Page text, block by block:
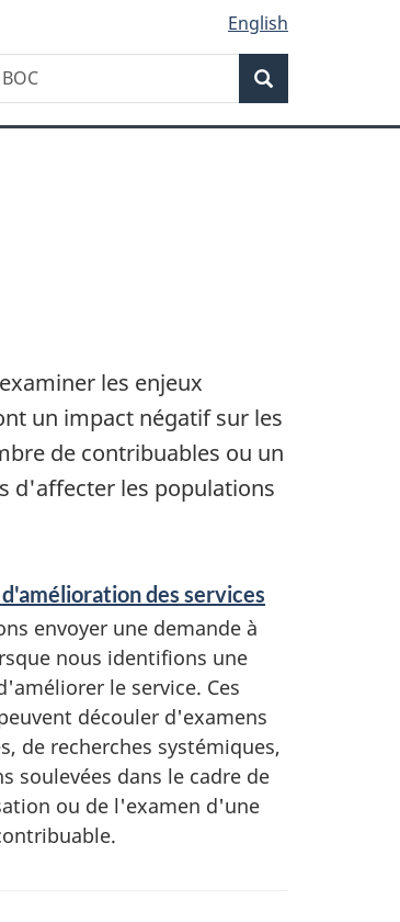
English
les enjeux
un impact négatif sur les
de contribuables ou un
d'affecter les populations
des services
envoyer une demande à
nous identifions une
le service. Ces
découler d'examens
de recherches systémiques,
soulevées dans le cadre de
ou de l'examen d'une